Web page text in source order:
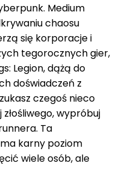
Medium
chaosu
się korporacje i
tegorocznych gier,
Legion, dążą do
doświadczeń z
czegoś nieco
wypróbuj
Ta
karny poziom
wiele osób, ale